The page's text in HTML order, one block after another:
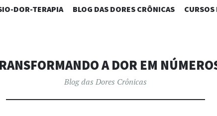
DORES
ARTUR
PULAR
DOR-TERAPIA BLOG DAS DORES CRÔNICAS CURSOS
A DOR EM
Blog das Dores Crônicas